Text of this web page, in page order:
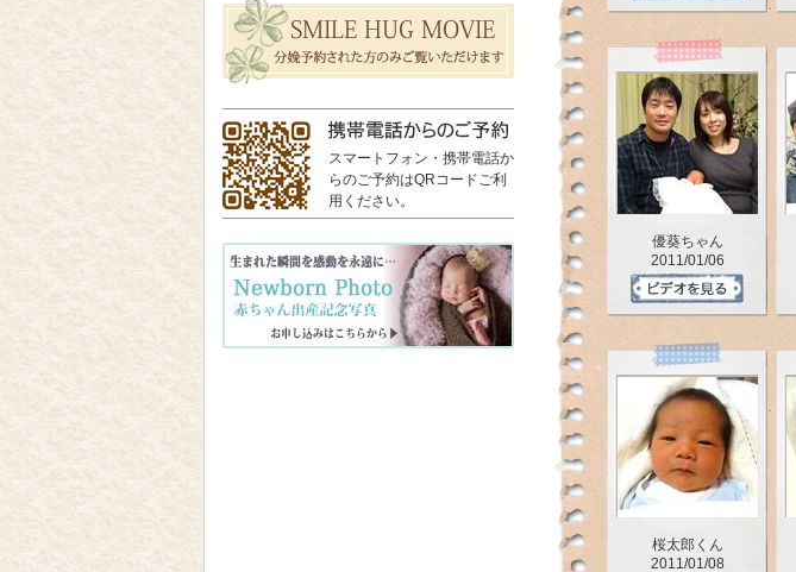
スマートフォン・携帯電話か
らのご予約はQRコードご利
用ください。
優葵ちゃん
2011/01/06
桜太郎くん
2011/01/08